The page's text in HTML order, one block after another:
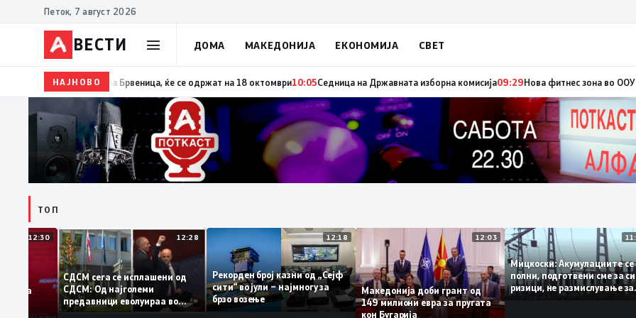
Петок, 7 август 2026
ВЕСТИ ДОМА МАКЕДОНИЈА ЕКОНОМИЈА СВЕТ
НАЈНОВО10:06 Гаши ја потпиша одлуката за распишување предвремени избори за градоначалник на Брвеница, ќе се одржат на 18
ТОП
12:30
на
12:28
СДСМ сега се исплашени од
СДСМ: Од најголеми
предавници еволуираа во
најголеми патриоти
12:18
Рекорден број казни од „Сејф
сити“ во јули – најмногу за
брзо возење
12:03
Македонија доби грант од
149 милиони евра за пругата
кон Бугарија
Мицкоски:
полни, подготвени сме
ризици, не
поскапување на струјата